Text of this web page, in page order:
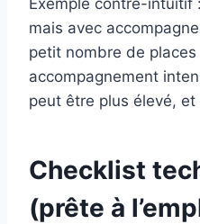
mais avec
petit nombre de places
accompagnement
peut être plus élevé,
Checklist
(prête à